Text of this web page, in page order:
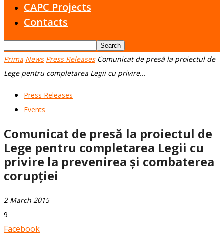
CAPC Projects
Contacts
Prima News Press Releases Comunicat de presă la proiectul de
Lege pentru completarea Legii cu privire...
Press Releases
Events
Comunicat de presă la proiectul de
Lege pentru completarea Legii cu
privire la prevenirea și combaterea
corupției
2 March 2015
9
Facebook